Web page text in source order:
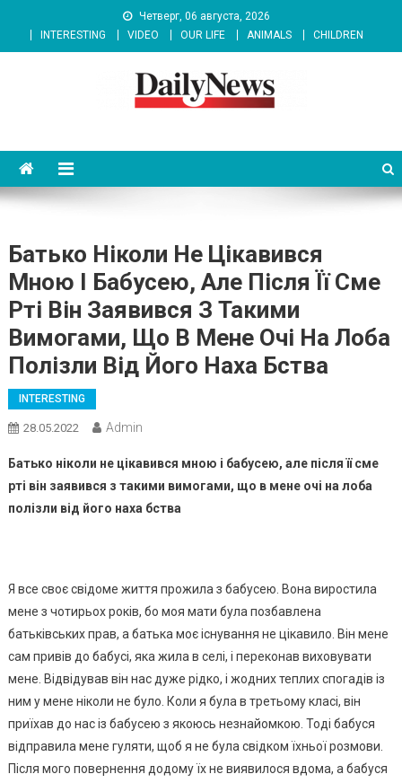
content
Четверг, 06 августа, 2026
INTERESTING
VIDEO OUR LIFE ANIMALS CHILDREN
Батько Ніколи Не Цікавився
Мною І Бабусею, Але Після Її Сме
Рті Він Заявився З Такими
Вимогами, Що В Мене Очі На Лоба
Полізли Від Його Наха Бства
INTERESTING
28.05.2022 Admin
Батько ніколи не цікавився мною і бабусею, але після її сме
рті він заявився з такими вимогами, що в мене очі на лоба
полізли від його наха бства
Я все своє свідоме життя прожила з бабусею. Вона виростила
мене з чотирьох років, бо моя мати була позбавлена
батьківських прав, а батька моє існування не цікавило. Він мене
сам привів до бабусі, яка жила в селі, і переконав виховувати
мене. Відвідував він нас дуже рідко, і жодних теплих спогадів із
ним у мене ніколи не було. Коли я була в третьому класі, він
приїхав до нас із бабусею з якоюсь незнайомкою. Тоді бабуся
відправила мене гуляти, щоб я не була свідком їхньої розмови.
Після мого повернення додому їх не виявилося вдома, а бабуся